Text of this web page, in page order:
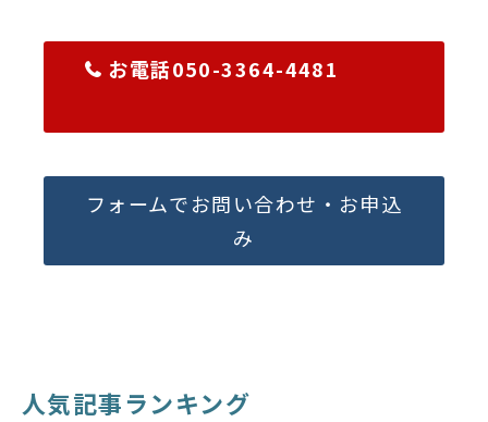
お電話050-3364-4481
フォームでお問い合わせ・お申込
み
人気記事ランキング